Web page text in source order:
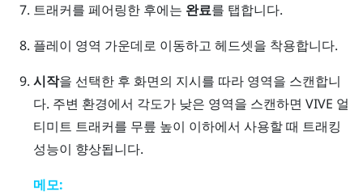
트래커를 페어링한 후에는 완료를 탭합니다.
플레이 영역 가운데로 이동하고 헤드셋을 착용합니다.
시작을 선택한 후 화면의 지시를 따라 영역을 스캔합니
다. 주변 환경에서 각도가 낮은 영역을 스캔하면 VIVE 얼
티미트 트래커를 무릎 높이 이하에서 사용할 때 트래킹
성능이 향상됩니다.
메모: